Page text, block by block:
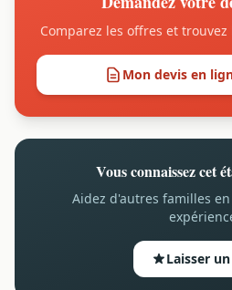
Comparez les offres et
Mon devis en
Vous connaissez cet
Aidez d'autres familles
Laisser